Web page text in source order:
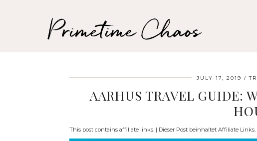
Primetime Chaos
JULY 17, 2019
AARHUS TRAVEL GUIDE:
This post contains affiliate links. | Dieser Post beinhaltet Affiliate Links.